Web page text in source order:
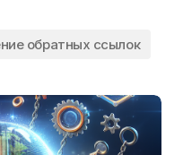
обратных ссылок